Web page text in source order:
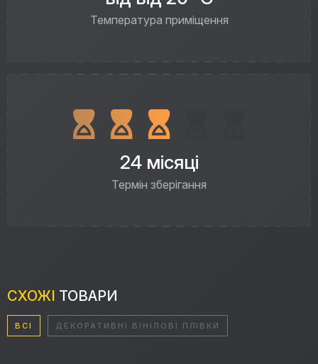
Температура приміщення
24 місяці
Термін зберігання
СХОЖІ ТОВАРИ
ВСІ ДЕКОРАТИВНІ ВІНІЛОВІ ПЛІВКИ